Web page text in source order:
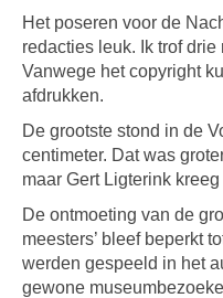
Het poseren voor de
redacties leuk. Ik trof drie
Vanwege het copyright
afdrukken.
De grootste stond in de
centimeter. Dat was
maar Gert Ligterink
De ontmoeting van de
meesters’ bleef beperkt
werden gespeeld in het
gewone